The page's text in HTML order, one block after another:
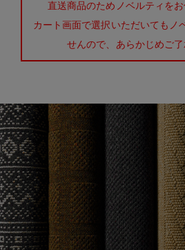
直送商品のためノベルティをお
カート画面で選択いただいてもノ
せんので、あらかじめご了